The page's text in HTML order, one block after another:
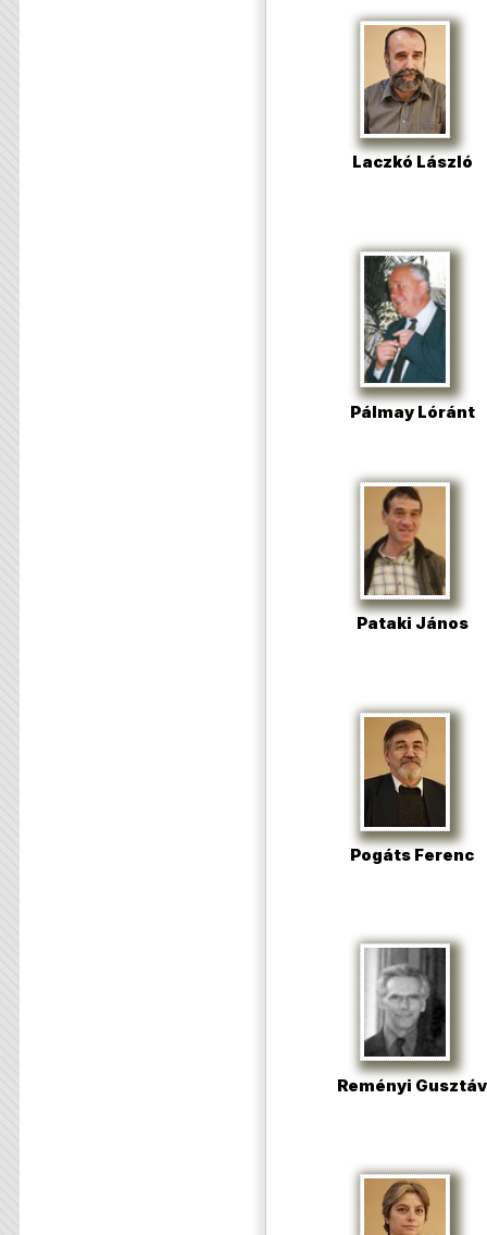
Laczkó László
Pálmay Lóránt
Pataki János
Pogáts Ferenc
Reményi Gusztáv